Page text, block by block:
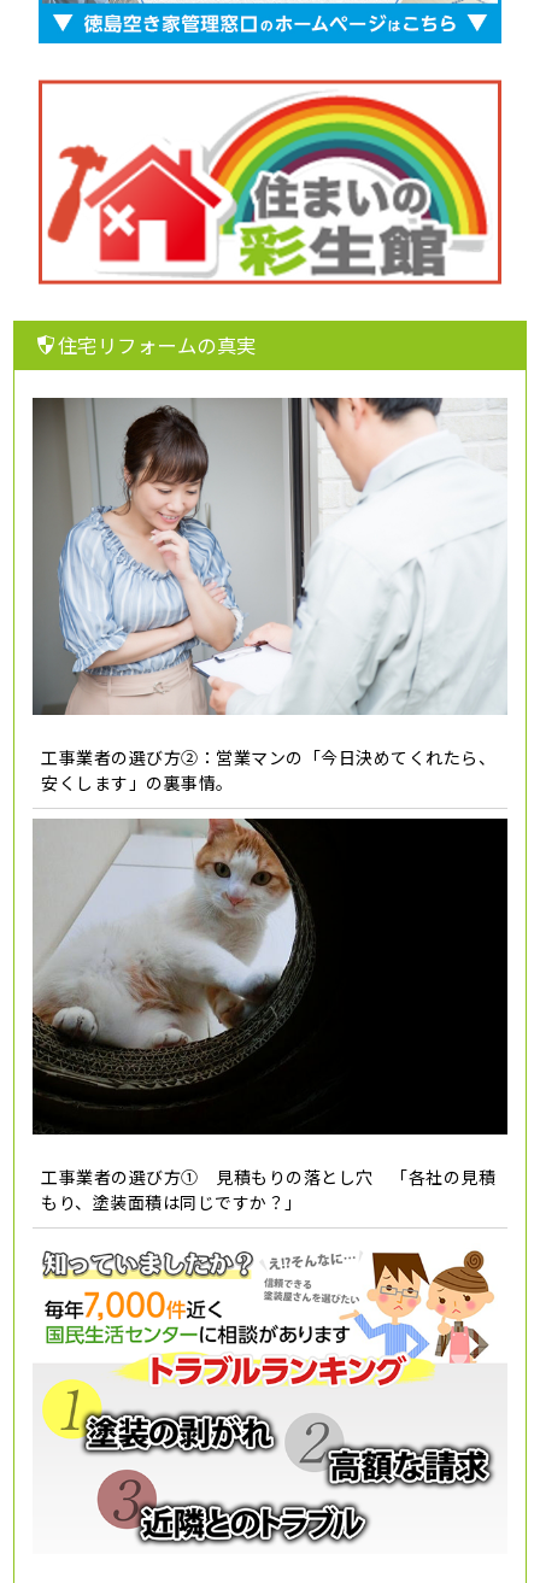
住宅リフォームの真実
工事業者の選び方②：営業マンの「今日決めてくれたら、
安くします」の裏事情。
工事業者の選び方① 見積もりの落とし穴 「各社の見積
もり、塗装面積は同じですか？」